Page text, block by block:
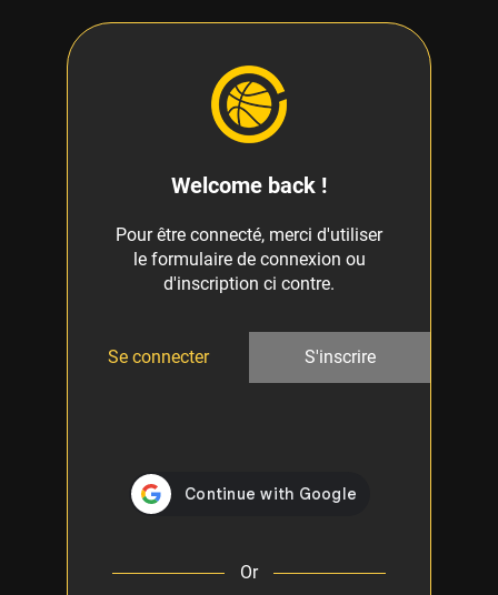
Welcome back !
Pour être connecté, merci d'utiliser
le formulaire de connexion ou
d'inscription ci contre.
Se connecter S'inscrire
Or